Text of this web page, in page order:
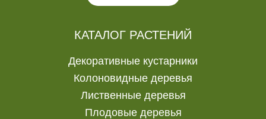
КАТАЛОГ РАСТЕНИЙ
Декоративные кустарники
Колоновидные деревья
Лиственные деревья
Плодовые деревья